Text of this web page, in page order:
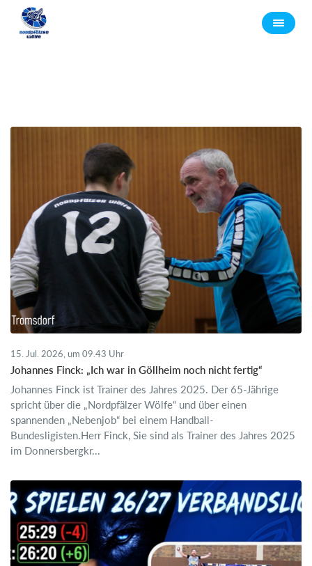
15. Jul. 2026, um 09.43 Uhr
Johannes Finck: „Ich war in Göllheim noch nicht fertig“
Johannes Finck ist Trainer des Jahres 2025. Der 65-Jährige
spricht über die „Nordpfälzer Wölfe“ und über einen
spannenden „Nebenjob“ bei einem Handball-
Bundesligisten.Herr Finck, Sie sind als Trainer des Jahres 2025
im Donnersbergkr...